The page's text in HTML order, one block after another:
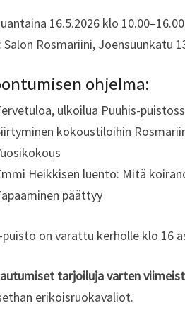
16.5.2026 klo
Salon Rosmariini, Joensuunkatu
ohjelma:
ulkoilua Puuhis-
kokoustiloihin
Heikkisen luento: Mitä
päättyy
puisto on varattu kerholle klo 16
tarjoiluja varten
erikoisruokavaliot.